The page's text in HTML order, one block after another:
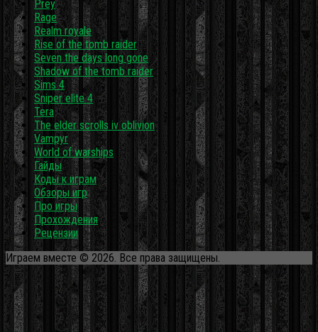
Prey
Rage
Realm royale
Rise of the tomb raider
Seven the days long gone
Shadow of the tomb raider
Sims 4
Sniper elite 4
Tera
The elder scrolls iv oblivion
Vampyr
World of warships
Гайды
Коды к играм
Обзоры игр
Про игры
Прохождения
Рецензии
Играем вместе © 2026. Все права защищены.